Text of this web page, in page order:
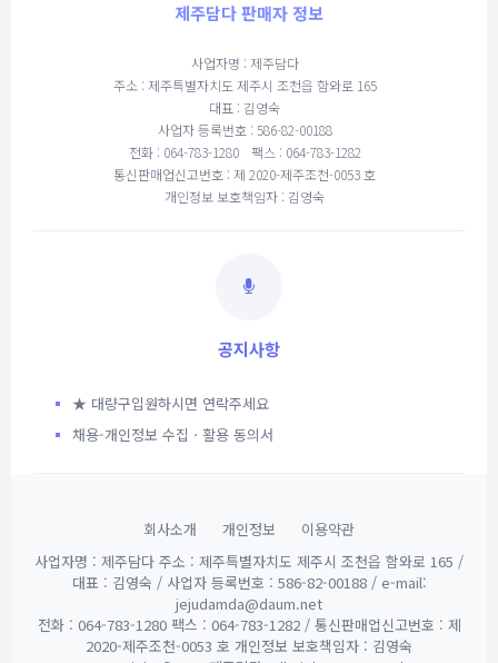
제주담다 판매자 정보
사업자명 : 제주담다
주소 : 제주특별자치도 제주시 조천읍 함와로 165
대표 : 김영숙
사업자 등록번호 : 586-82-00188
전화 : 064-783-1280
팩스 : 064-783-1282
통신판매업신고번호 : 제 2020-제주조천-0053 호
개인정보 보호책임자 : 김영숙
공지사항
★ 대량구입원하시면 연락주세요
채용-개인정보 수집ㆍ활용 동의서
회사소개 개인정보
이용약관
사업자명 : 제주담다 주소 : 제주특별자치도 제주시 조천읍 함와로 165 /
대표 : 김영숙 / 사업자 등록번호 : 586-82-00188 / e-mail:
jejudamda@daum.net
전화 : 064-783-1280 팩스 : 064-783-1282 / 통신판매업신고번호 : 제
2020-제주조천-0053 호 개인정보 보호책임자 : 김영숙